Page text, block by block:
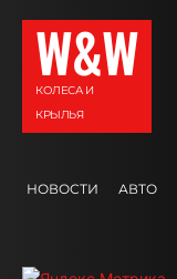
W&W
КОЛЕСА И
КРЫЛЬЯ
НОВОСТИ АВТО